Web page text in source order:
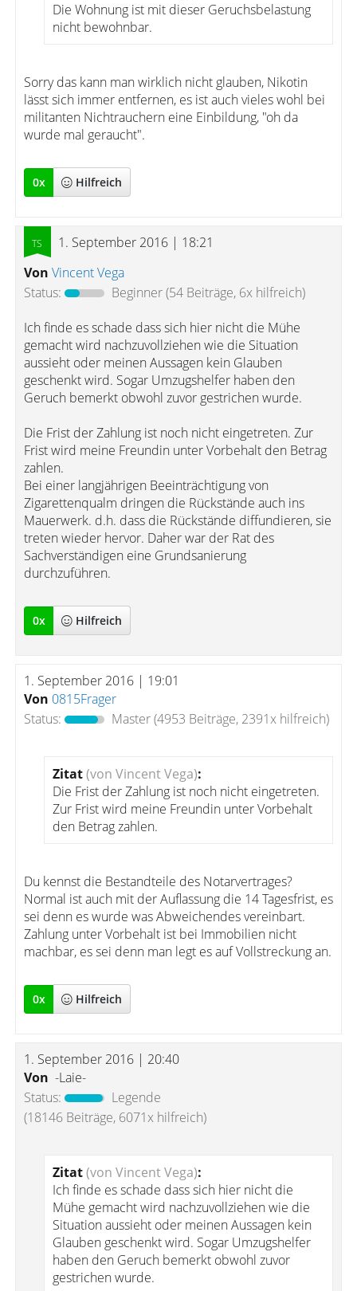
Die Wohnung ist mit dieser Geruchsbelastung
nicht bewohnbar.
Sorry das kann man wirklich nicht glauben, Nikotin
lässt sich immer entfernen, es ist auch vieles wohl bei
militanten Nichtrauchern eine Einbildung, "oh da
wurde mal geraucht".
0x Hilfreich
1. September 2016 | 18:21
Von Vincent Vega
Status:
Beginner(54 Beiträge, 6x hilfreich)
Ich finde es schade dass sich hier nicht die Mühe
gemacht wird nachzuvollziehen wie die Situation
aussieht oder meinen Aussagen kein Glauben
geschenkt wird. Sogar Umzugshelfer haben den
Geruch bemerkt obwohl zuvor gestrichen wurde.
Die Frist der Zahlung ist noch nicht eingetreten. Zur
Frist wird meine Freundin unter Vorbehalt den Betrag
zahlen.
Bei einer langjährigen Beeinträchtigung von
Zigarettenqualm dringen die Rückstände auch ins
Mauerwerk. d.h. dass die Rückstände diffundieren, sie
treten wieder hervor. Daher war der Rat des
Sachverständigen eine Grundsanierung
durchzuführen.
0x Hilfreich
1. September 2016 | 19:01
Von 0815Frager
Status:
Master(4953 Beiträge, 2391x hilfreich)
Zitat(von Vincent Vega):
Die Frist der Zahlung ist noch nicht eingetreten.
Zur Frist wird meine Freundin unter Vorbehalt
den Betrag zahlen.
Du kennst die Bestandteile des Notarvertrages?
Normal ist auch mit der Auflassung die 14 Tagesfrist, es
sei denn es wurde was Abweichendes vereinbart.
Zahlung unter Vorbehalt ist bei Immobilien nicht
machbar, es sei denn man legt es auf Vollstreckung an.
0x Hilfreich
1. September 2016 | 20:40
Von -Laie-
Status:
Legende
(18146 Beiträge, 6071x hilfreich)
Zitat(von Vincent Vega):
Ich finde es schade dass sich hier nicht die
Mühe gemacht wird nachzuvollziehen wie die
Situation aussieht oder meinen Aussagen kein
Glauben geschenkt wird. Sogar Umzugshelfer
haben den Geruch bemerkt obwohl zuvor
gestrichen wurde.